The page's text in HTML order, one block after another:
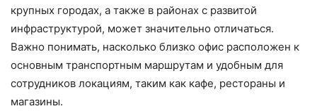
крупных городах, а также в районах с развитой
инфраструктурой, может значительно отличаться.
Важно понимать, насколько близко офис расположен к
основным транспортным маршрутам и удобным для
сотрудников локациям, таким как кафе, рестораны и
магазины.